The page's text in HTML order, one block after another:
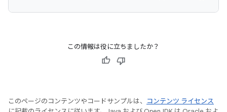
この情報は役に立ちましたか？
このページのコンテンツやコードサンプルは、
コンテンツ ライセンス